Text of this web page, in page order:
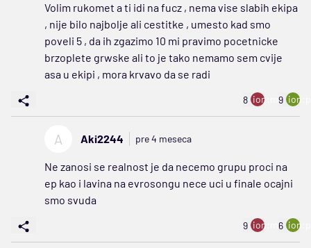
Volim rukomet a ti idi na fucz , nema vise slabih ekipa
, nije bilo najbolje ali cestitke , umesto kad smo
poveli 5 , da ih zgazimo 10 mi pravimo pocetnicke
brzoplete grwske ali to je tako nemamo sem cvije
asa u ekipi , mora krvavo da se radi
8 ion:minus
9
A Aki2244 pre 4 meseca
Ne zanosi se realnost je da necemo grupu proci na
ep kao i lavina na evrosongu nece uci u finale ocajni
smo svuda
9 ion:minus
6